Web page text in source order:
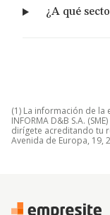
¿A qué
(1) La información de
INFORMA D&B S.A.
dirígete acreditando tu
Avenida de Europa, 19,